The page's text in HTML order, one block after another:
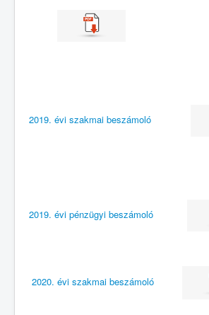
2019. évi szakmai beszámoló
2019. évi pénzügyi beszámoló
2020. évi szakmai beszámoló